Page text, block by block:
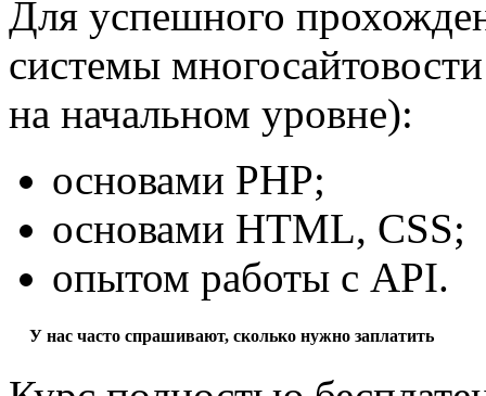
Для успешного
системы
на начальном уровне):
основами PHP;
основами HTML, CSS;
опытом работы с API.
У нас часто спрашивают, сколько нужно заплатить